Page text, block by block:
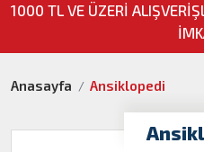
1000 TL VE ÜZERI
Anasayfa Ansiklopedi